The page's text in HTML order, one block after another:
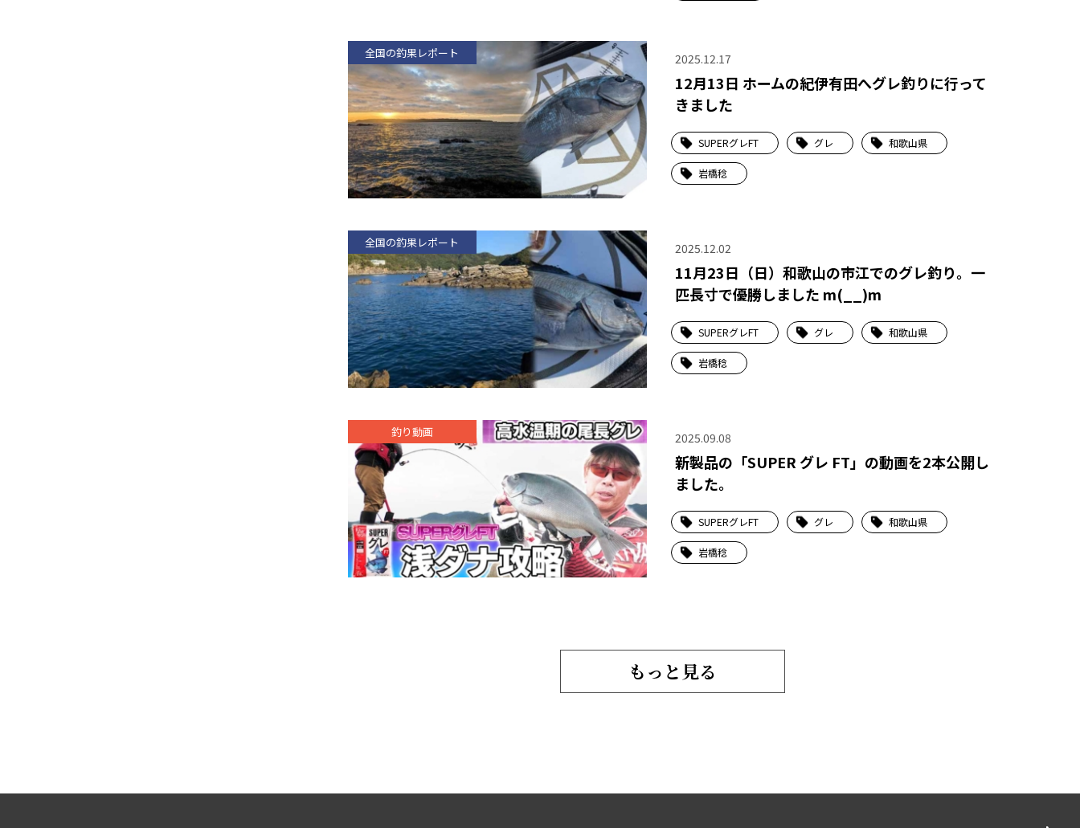
全国の釣果レポート 2025.12.17
12月13日 ホームの紀伊有田へグレ釣りに行って
きました
SUPERグレFT グレ 和歌山県
岩橋稔
全国の釣果レポート 2025.12.02
11月23日（日）和歌山の市江でのグレ釣り。一
匹長寸で優勝しました m(__)m
SUPERグレFT グレ 和歌山県
岩橋稔
釣り動画 2025.09.08
新製品の「SUPER グレ FT」の動画を2本公開し
ました。
SUPERグレFT グレ 和歌山県
岩橋稔
もっと見る